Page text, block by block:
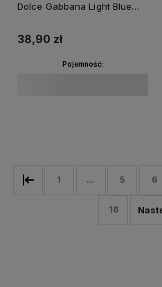
Dolce Gabbana Light Blue
38,90 zł
Pojemność:
1 ... 5 6
16